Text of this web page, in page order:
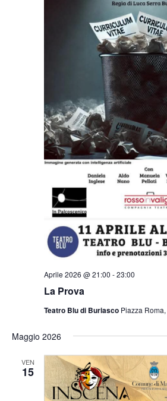
La Prova
Aprile 2026 @ 21:00 -23:00
Teatro Blu di Buriasco Piazza
Maggio 2026
VEN
15